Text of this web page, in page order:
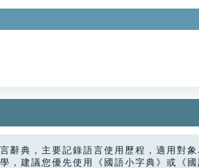
辭典，主要記錄語言使用歷程，適用對
，建議您優先使用《國語小字典》或《國